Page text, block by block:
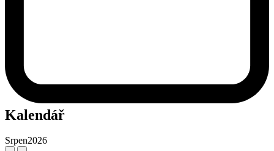
Kalendář
Srpen2026